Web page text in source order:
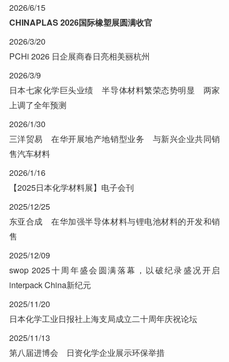
2026/6/15
CHINAPLAS 2026国际橡塑展圆满收官
2026/3/20
PCHi 2026 日企展商春日亮相美丽杭州
2026/3/9
日本七家化学巨头业绩 半导体材料繁荣态势明显 两家
上调了全年预测
2026/1/30
三洋贸易 在华开展地产地销型业务 与新兴企业共同销
售汽车材料
2026/1/16
【2025日本化学材料展】电子会刊
2025/12/25
东亚合成 在华加强半导体材料与锂电池材料的开发和销
售
2025/12/09
swop 2025十周年盛会圆满落幕，以破纪录盛况开启
interpack China新纪元
2025/11/20
日本化学工业日报社上海支局成立二十周年庆祝论坛
2025/11/13
第八届进博会 日资化学企业展示环保举措